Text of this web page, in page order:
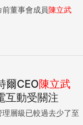
董事會成員陳立武
爾CEO陳立武
互動受關注
理層級已較過去少了至